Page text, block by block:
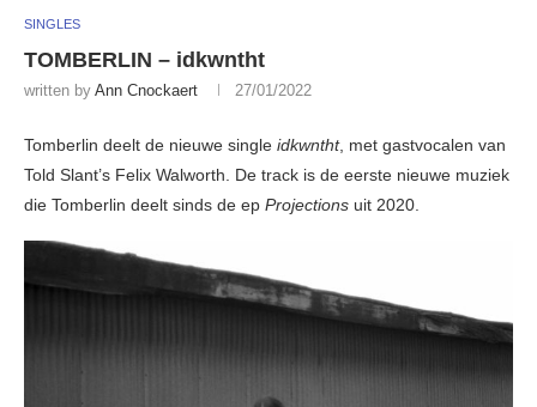
SINGLES
TOMBERLIN – idkwntht
written by Ann Cnockaert 27/01/2022
Tomberlin deelt de nieuwe single idkwntht, met gastvocalen van
Told Slant’s Felix Walworth. De track is de eerste nieuwe muziek
die Tomberlin deelt sinds de ep Projections uit 2020.